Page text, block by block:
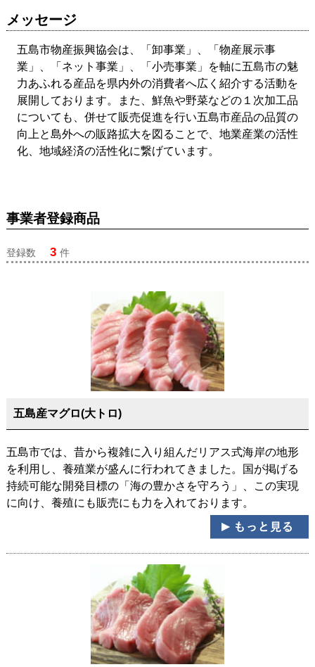
メッセージ
五島市物産振興協会は、「卸事業」、「物産展示事
業」、「ネット事業」、「小売事業」を軸に五島市の魅
力あふれる産品を県内外の消費者へ広く紹介する活動を
展開しております。また、鮮魚や野菜などの１次加工品
についても、併せて販売促進を行い五島市産品の品質の
向上と島外への販路拡大を図ることで、地業産業の活性
化、地域経済の活性化に繋げています。
事業者登録商品
登録数 3 件
五島産マグロ(大トロ)
五島市では、昔から複雑に入り組んだリアス式海岸の地形
を利用し、養殖業が盛んに行われてきました。国が掲げる
持続可能な開発目標の「海の豊かさを守ろう」、この実現
に向け、養殖にも販売にも力を入れております。